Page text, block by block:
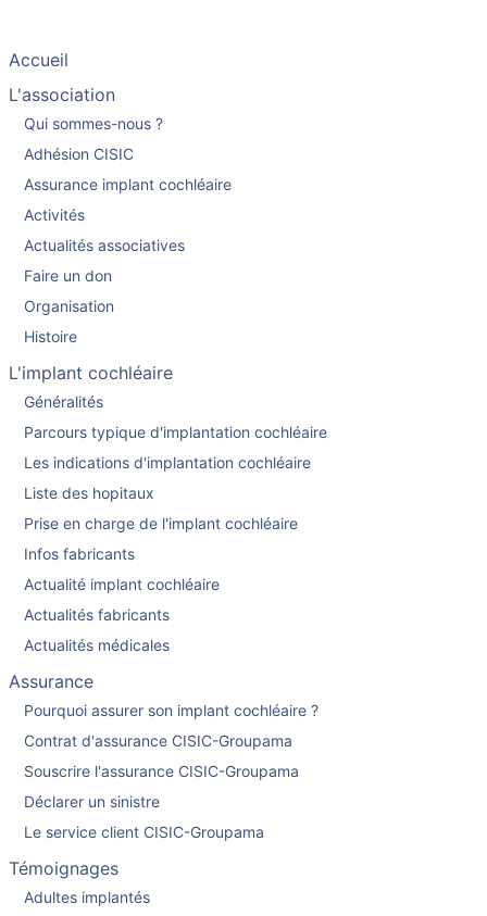
Accueil
L'association
Qui sommes-nous ?
Adhésion CISIC
Assurance implant cochléaire
Activités
Actualités associatives
Faire un don
Organisation
Histoire
L'implant cochléaire
Généralités
Parcours typique d'implantation cochléaire
Les indications d'implantation cochléaire
Liste des hopitaux
Prise en charge de l'implant cochléaire
Infos fabricants
Actualité implant cochléaire
Actualités fabricants
Actualités médicales
Assurance
Pourquoi assurer son implant cochléaire ?
Contrat d'assurance CISIC-Groupama
Souscrire l'assurance CISIC-Groupama
Déclarer un sinistre
Le service client CISIC-Groupama
Témoignages
Adultes implantés